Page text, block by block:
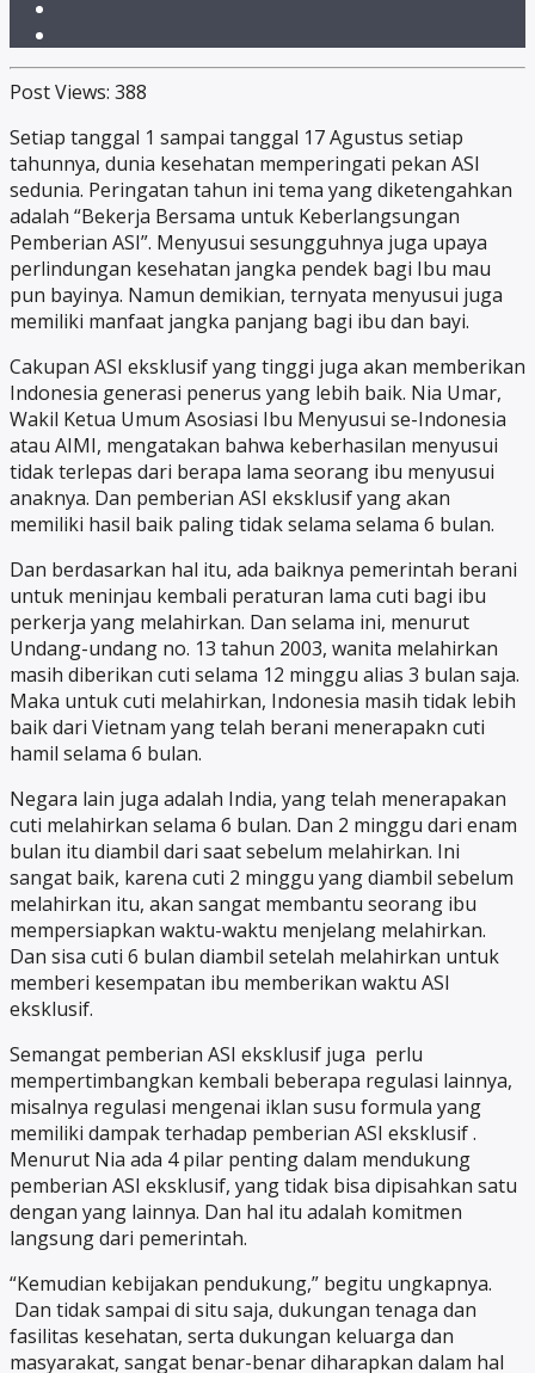
Post Views: 388
Setiap tanggal 1 sampai tanggal 17 Agustus setiap
tahunnya, dunia kesehatan memperingati pekan ASI
sedunia. Peringatan tahun ini tema yang diketengahkan
adalah “Bekerja Bersama untuk Keberlangsungan
Pemberian ASI”. Menyusui sesungguhnya juga upaya
perlindungan kesehatan jangka pendek bagi Ibu mau
pun bayinya. Namun demikian, ternyata menyusui juga
memiliki manfaat jangka panjang bagi ibu dan bayi.
Cakupan ASI eksklusif yang tinggi juga akan memberikan
Indonesia generasi penerus yang lebih baik. Nia Umar,
Wakil Ketua Umum Asosiasi Ibu Menyusui se-Indonesia
atau AIMI, mengatakan bahwa keberhasilan menyusui
tidak terlepas dari berapa lama seorang ibu menyusui
anaknya. Dan pemberian ASI eksklusif yang akan
memiliki hasil baik paling tidak selama selama 6 bulan.
Dan berdasarkan hal itu, ada baiknya pemerintah berani
untuk meninjau kembali peraturan lama cuti bagi ibu
perkerja yang melahirkan. Dan selama ini, menurut
Undang-undang no. 13 tahun 2003, wanita melahirkan
masih diberikan cuti selama 12 minggu alias 3 bulan saja.
Maka untuk cuti melahirkan, Indonesia masih tidak lebih
baik dari Vietnam yang telah berani menerapakn cuti
hamil selama 6 bulan.
Negara lain juga adalah India, yang telah menerapakan
cuti melahirkan selama 6 bulan. Dan 2 minggu dari enam
bulan itu diambil dari saat sebelum melahirkan. Ini
sangat baik, karena cuti 2 minggu yang diambil sebelum
melahirkan itu, akan sangat membantu seorang ibu
mempersiapkan waktu-waktu menjelang melahirkan.
Dan sisa cuti 6 bulan diambil setelah melahirkan untuk
memberi kesempatan ibu memberikan waktu ASI
eksklusif.
Semangat pemberian ASI eksklusif juga perlu
mempertimbangkan kembali beberapa regulasi lainnya,
misalnya regulasi mengenai iklan susu formula yang
memiliki dampak terhadap pemberian ASI eksklusif .
Menurut Nia ada 4 pilar penting dalam mendukung
pemberian ASI eksklusif, yang tidak bisa dipisahkan satu
dengan yang lainnya. Dan hal itu adalah komitmen
langsung dari pemerintah.
“Kemudian kebijakan pendukung,” begitu ungkapnya.
Dan tidak sampai di situ saja, dukungan tenaga dan
fasilitas kesehatan, serta dukungan keluarga dan
masyarakat, sangat benar-benar diharapkan dalam hal